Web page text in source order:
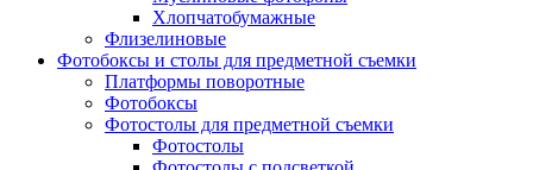
Хлопчатобумажные
Флизелиновые
Фотобоксы и столы для предметной съемки
Платформы поворотные
Фотобоксы
Фотостолы для предметной съемки
Фотостолы